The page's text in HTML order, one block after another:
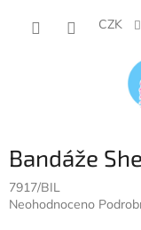
CZK
Bandáže
7917/BIL
Průměrné
Neohodnoceno